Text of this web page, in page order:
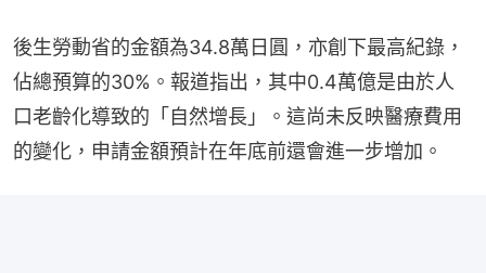
後生勞動省的金額為34.8萬日圓，亦創下最高紀錄，
佔總預算的30%。報道指出，其中0.4萬億是由於人
口老齡化導致的「自然增長」。這尚未反映醫療費用
的變化，申請金額預計在年底前還會進一步增加。